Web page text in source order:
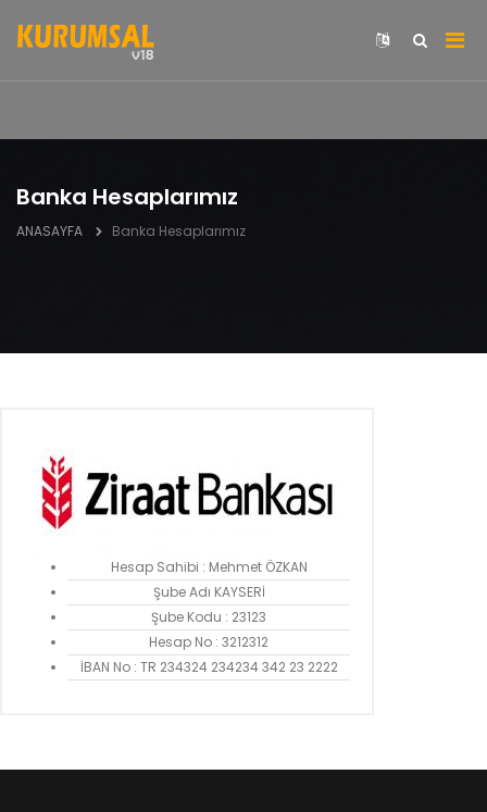
Banka Hesaplarımız
ANASAYFA Banka Hesaplarımız
Hesap Sahibi : Mehmet ÖZKAN
Şube Adı KAYSERİ
Şube Kodu : 23123
Hesap No : 3212312
İBAN No : TR 234324 234234 342 23 2222